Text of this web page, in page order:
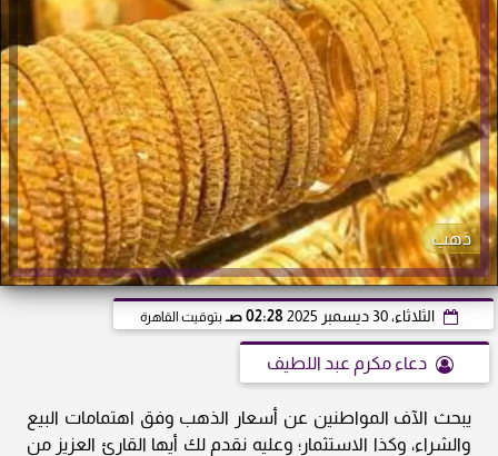
ذهب
الثلاثاء، 30 ديسمبر 2025 02:28 صـ بتوقيت القاهرة
دعاء مكرم عبد اللطيف
يبحث الآف المواطنين عن أسعار الذهب وفق اهتمامات البيع
والشراء، وكذا الاستثمار؛ وعليه نقدم لك أيها القارئ العزيز من